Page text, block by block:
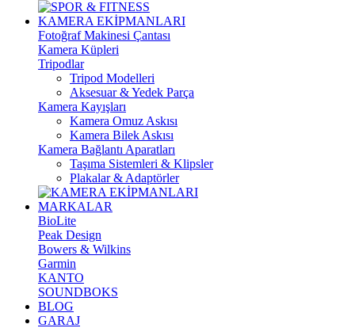
KAMERA EKİPMANLARI
Fotoğraf Makinesi Çantası
Kamera Küpleri
Tripodlar
Tripod Modelleri
Aksesuar & Yedek Parça
Kamera Kayışları
Kamera Omuz Askısı
Kamera Bilek Askısı
Kamera Bağlantı Aparatları
Taşıma Sistemleri & Klipsler
Plakalar & Adaptörler
MARKALAR
BioLite
Peak Design
Bowers & Wilkins
Garmin
KANTO
SOUNDBOKS
BLOG
GARAJ